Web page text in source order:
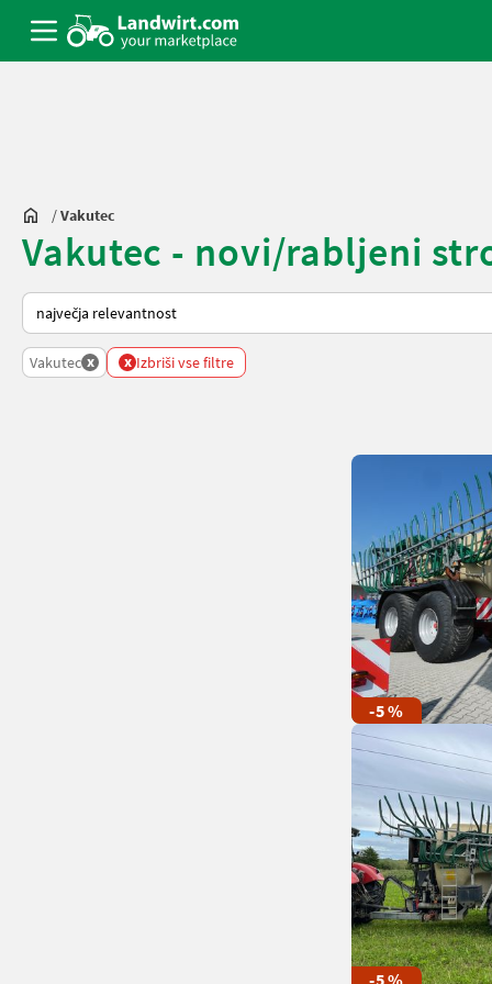
/Vakutec
Vakutec - novi/rabljeni
Tako je razvrščeno na Landwirt.com
Vakutec x x Izbriši vse filtre
-5 %
-5 %